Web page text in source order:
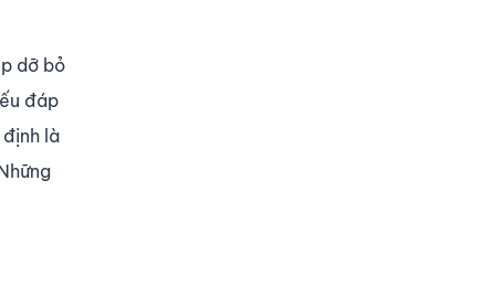
dỡ bỏ
đáp
là